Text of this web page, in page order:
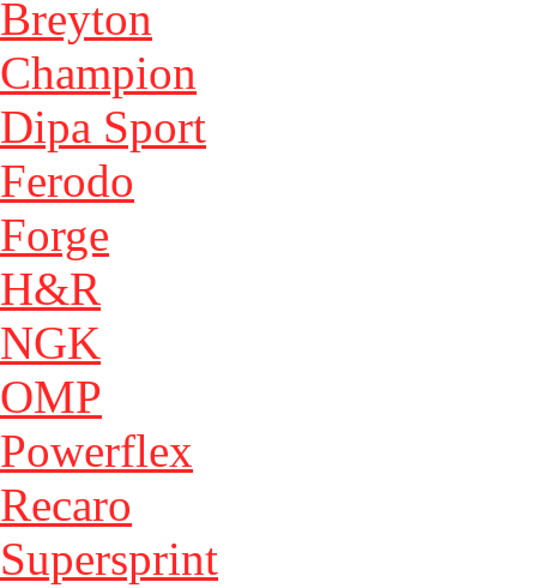
Breyton
Champion
Dipa Sport
Ferodo
Forge
H&R
NGK
OMP
Powerflex
Recaro
Supersprint